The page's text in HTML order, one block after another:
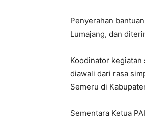
Penyerahan
Lumajang, dan
Koodinator kegiatan
diawali dari rasa
Semeru di
Sementara Ketua